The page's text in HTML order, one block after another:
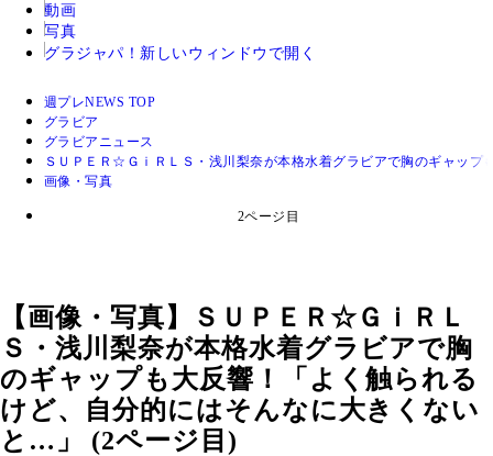
動画
写真
グラジャパ！ 新しいウィンドウで開く
週プレNEWS TOP
グラビア
グラビアニュース
ＳＵＰＥＲ☆ＧｉＲＬＳ・浅川梨奈が本格水着グラビアで胸のギャッ
画像・写真
2ページ目
【画像・写真】ＳＵＰＥＲ☆ＧｉＲＬ
Ｓ・浅川梨奈が本格水着グラビアで胸
のギャップも大反響！「よく触られる
けど、自分的にはそんなに大きくない
と…」 (2ページ目)